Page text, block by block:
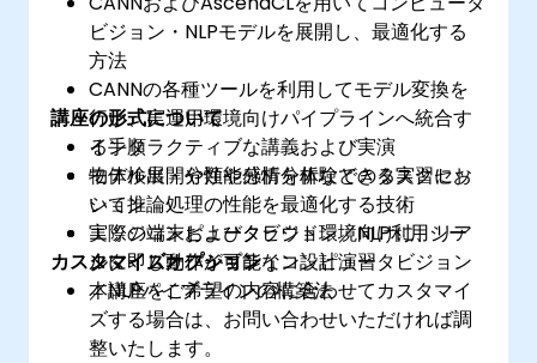
ビジョン・NLPモデルを展開し、最適化する
方法
CANNの各種ツールを利用してモデル変換を
行い、実運用環境向けパイプラインへ統合す
る手順
物体検出・分類や感情分析などのタスクにお
いて推論処理の性能を最適化する技術
エッジ端末およびクラウド環境向けに、リア
ルタイム動作が可能なコンピュータビジョン
／NLPパイプラインの構築法
講座の形式について
インタラクティブな講義および実演
モデル展開や性能分析を体験できる実習セッ
ション
実際のコンピュータビジョン／NLP利用シー
ンに即したパイプライン設計演習
カスタマイズオプション
本講座をご希望の内容に合わせてカスタマイ
ズする場合は、お問い合わせいただければ調
整いたします。